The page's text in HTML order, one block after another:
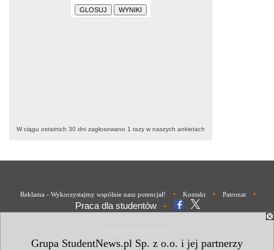
Grupa StudentNews.pl Sp. z o.o. i jej partnerzy
W ciągu ostatnich 30 dni zagłosowano 1 razy w naszych ankietach
Reklama - Wykorzystajmy wspólnie nasz potencjał! • Kontakt • Patronat •
Praca dla studentów •